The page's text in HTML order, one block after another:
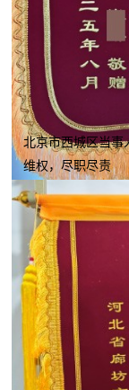
北京市西城区当事
维权，尽职尽责